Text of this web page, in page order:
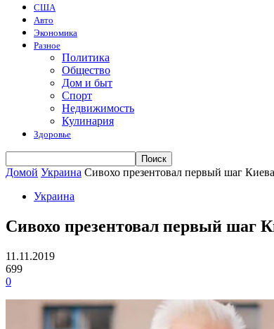
США
Авто
Экономика
Разное
Политика
Общество
Дом и быт
Спорт
Недвижимость
Кулинария
Здоровье
Домой Украина Сивохо презентовал первый шаг
Украина
Сивохо презентовал первый шаг
11.11.2019
699
0